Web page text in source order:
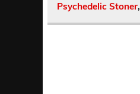
Psychedelic Stoner,